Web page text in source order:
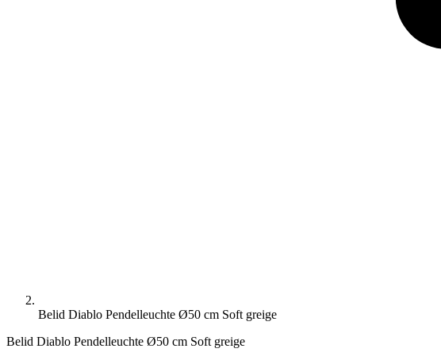
Belid Diablo Pendelleuchte Ø50 cm Soft greige
Belid Diablo Pendelleuchte Ø50 cm Soft greige